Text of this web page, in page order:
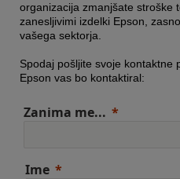
organizacija zmanjšate stroške
zanesljivimi izdelki Epson,
vašega sektorja.
Spodaj pošljite svoje kontaktne
Epson vas bo kontaktiral:
Zanima me...
Ime